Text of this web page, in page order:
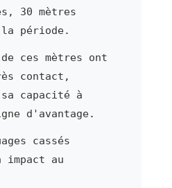
30 mètres
période.
de ces mètres ont
contact,
sa capacité à
d'avantage.
cassés
au